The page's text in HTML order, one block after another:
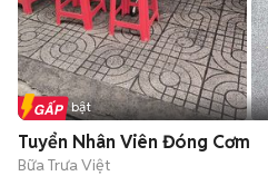
Tin nổi bật
Tuyển Nhân Viên Đóng Cơm
Bữa Trưa Việt